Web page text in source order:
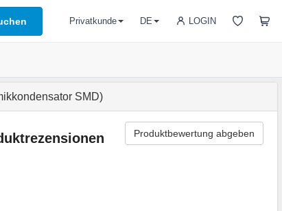
LOGIN
Privatkunde DE
SMD)
Produktbewertung abgeben